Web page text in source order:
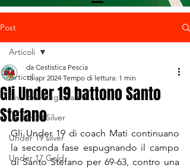
Post
Articoli
Divisione Regionale 1
Under 20 Silver
Under 19 silver
Under 17 Gold
Articoli
Gli Under 19 battono Santo
Stefano
da Cestistica Pescia
15 apr 2024 Tempo di lettura: 1 min
Gli Under 19 di coach Mati continuano
la seconda fase espugnando il campo
di Santo Stefano per 69-63, contro una